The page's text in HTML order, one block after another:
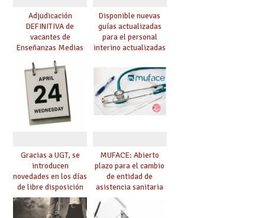
Adjudicación
DEFINITIVA de
vacantes de
Enseñanzas Medias
para el curso 26-27
Disponible nuevas
guías actualizadas
para el personal
interino actualizadas
Gracias a UGT, se
introducen
novedades en los días
de libre disposición
retribuidos
MUFACE: Abierto
plazo para el cambio
de entidad de
asistencia sanitaria
durante el mes de
junio